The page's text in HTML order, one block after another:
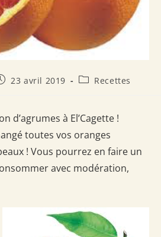
23 avril 2019
PostRecettes
d’agrumes à El’Cagette !
toutes vos oranges
! Vous pourrez en faire un
avec modération,